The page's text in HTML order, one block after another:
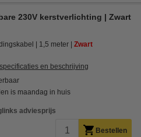
230V kerstverlichting | Zwart
1,5 meter Zwart
en beschrijving
is maandag in huis
adviesprijs
Bestellen